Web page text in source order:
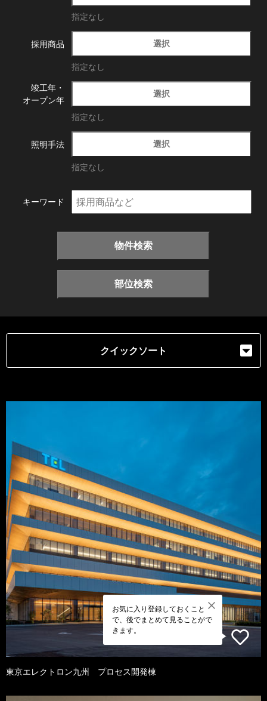
指定なし
採用商品 選択
指定なし
竣工年・
オープン年
選択
指定なし
照明手法 選択
指定なし
キーワード
物件検索
部位検索
クイックソート
お気に入り登録しておくこと
で、後でまとめて見ることがで
きます。
東京エレクトロン九州 プロセス開発棟